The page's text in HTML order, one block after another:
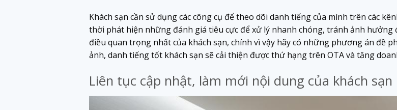
Khách sạn cần sử dụng các công cụ để theo dõi danh tiếng của mình trên các
thời phát hiện những đánh giá tiêu cực để xử lý nhanh chóng, tránh ảnh hưởng
điều quan trọng nhất của khách sạn, chính vì vậy hãy có những phương án đề
ảnh, danh tiếng tốt khách sạn sẽ cải thiện được thứ hạng trên OTA và tăng
Liên tục cập nhật, làm mới nội dung của khách